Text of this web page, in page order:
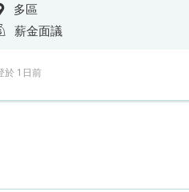
多區
薪金面議
於 1日前